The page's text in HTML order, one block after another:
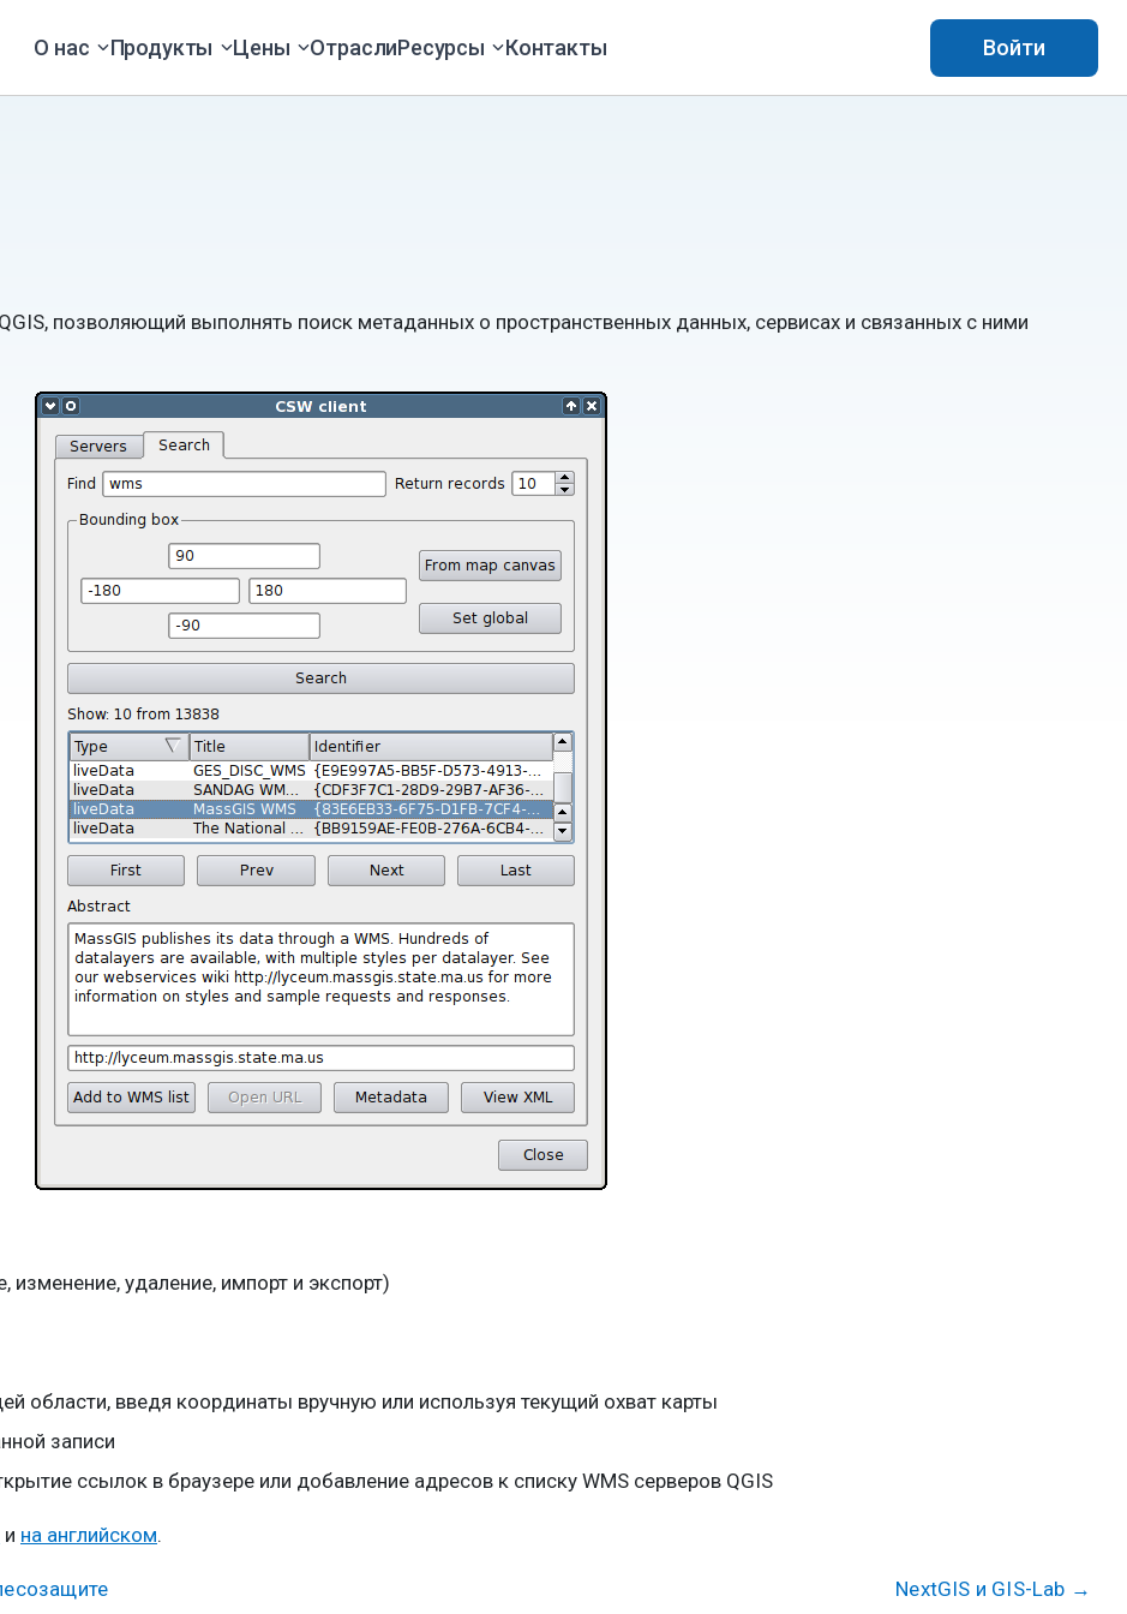
О нас Продукты Цены ОтраслиРесурсы Контакты Войти
позволяющий выполнять поиск метаданных о пространственных данных, сервисах и связанных с ними
удаление, импорт и экспорт)
области, введя координаты вручную или используя текущий охват карты
записи
ссылок в браузере или добавление адресов к списку WMS серверов QGIS
и на английском.
NextGIS и GIS-Lab →